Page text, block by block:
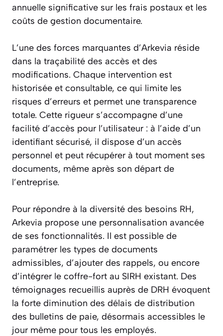
annuelle significative sur les frais postaux et les
coûts de gestion documentaire.
L’une des forces marquantes d’Arkevia réside
dans la traçabilité des accès et des
modifications. Chaque intervention est
historisée et consultable, ce qui limite les
risques d’erreurs et permet une transparence
totale. Cette rigueur s’accompagne d’une
facilité d’accès pour l’utilisateur : à l’aide d’un
identifiant sécurisé, il dispose d’un accès
personnel et peut récupérer à tout moment ses
documents, même après son départ de
l’entreprise.
Pour répondre à la diversité des besoins RH,
Arkevia propose une personnalisation avancée
de ses fonctionnalités. Il est possible de
paramétrer les types de documents
admissibles, d’ajouter des rappels, ou encore
d’intégrer le coffre-fort au SIRH existant. Des
témoignages recueillis auprès de DRH évoquent
la forte diminution des délais de distribution
des bulletins de paie, désormais accessibles le
jour même pour tous les employés.